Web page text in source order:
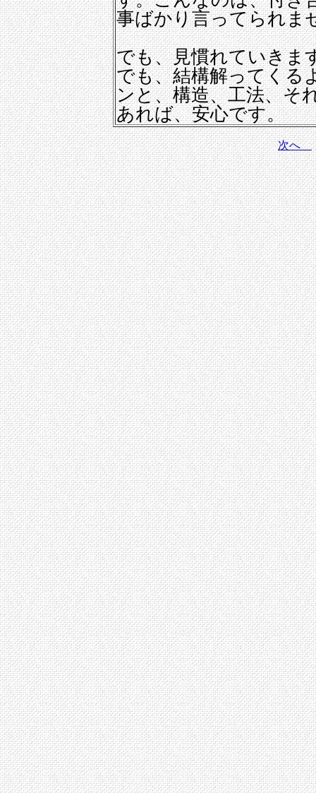
事ばかり言ってられま
でも、見慣れていきま
でも、結構解ってくる
ンと、構造、工法、そ
あれば、安心です。
次へ